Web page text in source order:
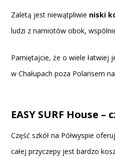
Zaletą jest niewątpliwie niski
ludzi z namiotów obok,
Pamiętajcie, że o wiele łatwiej
w Chałupach poza Polarisem
EASY SURF House
Część szkół na Półwyspie
całej przyczepy jest bardzo